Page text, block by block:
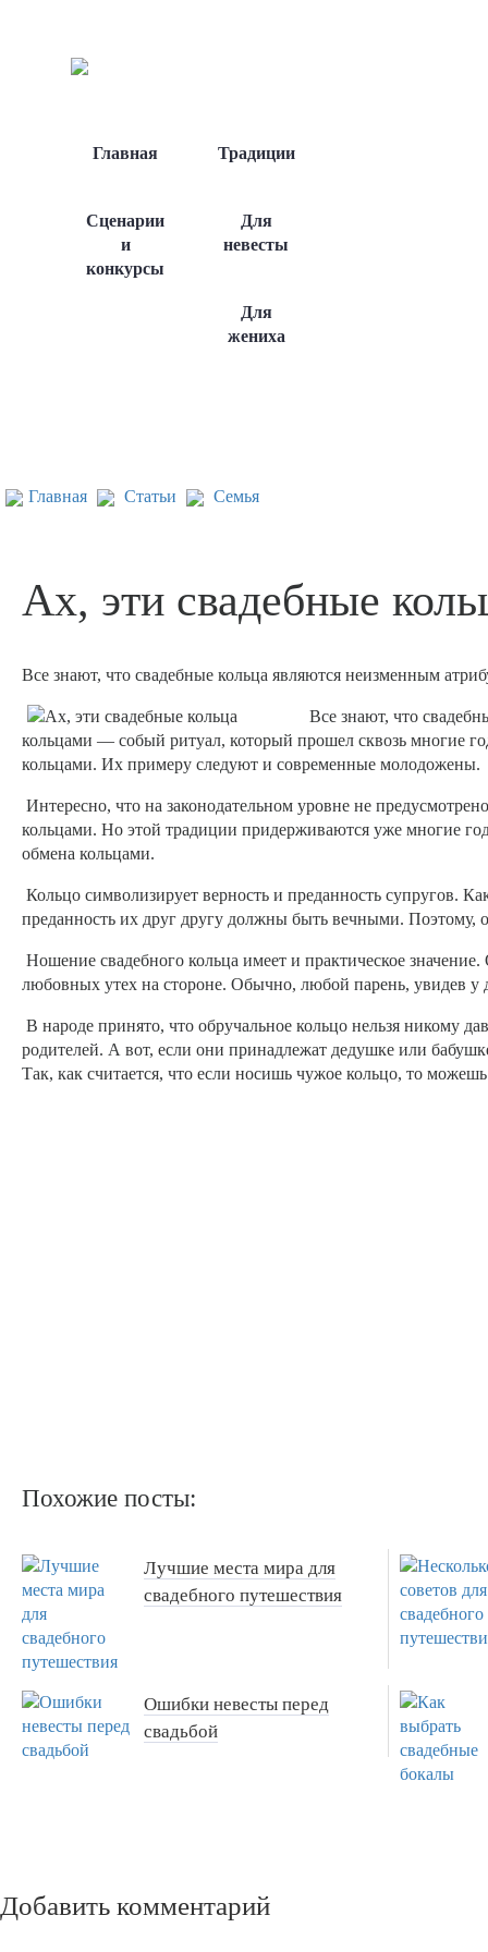
Главная Традиции
Сценарии
и
конкурсы
Для
невесты
Для
жениха
Главная Статьи Семья
Ах, эти свадебные
Все знают, что свадебные кольца являются неизменным
Все знают, что
кольцами — собый ритуал, который прошел сквозь многие
кольцами. Их примеру следуют и современные молодожены.
Интересно, что на законодательном уровне не
кольцами. Но этой традиции придерживаются уже многие
обмена кольцами.
Кольцо символизирует верность и преданность супругов.
преданность их друг другу должны быть вечными. Поэтому,
Ношение свадебного кольца имеет и практическое
любовных утех на стороне. Обычно, любой парень, увидев у
В народе принято, что обручальное кольцо нельзя никому
родителей. А вот, если они принадлежат дедушке или
Так, как считается, что если носишь чужое кольцо, то
Похожие посты:
Лучшие места мира для
свадебного путешествия
Ошибки невесты перед
свадьбой
Добавить комментарий